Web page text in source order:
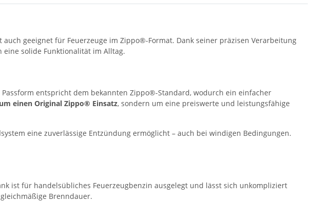
geeignet für Feuerzeuge im Zippo®-Format. Dank seiner präzisen Verarbeitung
solide Funktionalität im Alltag.
entspricht dem bekannten Zippo®-Standard, wodurch ein einfacher
einen Original Zippo® Einsatz, sondern um eine preiswerte und leistungsfähige
eine zuverlässige Entzündung ermöglicht – auch bei windigen Bedingungen.
ist für handelsübliches Feuerzeugbenzin ausgelegt und lässt sich unkompliziert
Brenndauer.